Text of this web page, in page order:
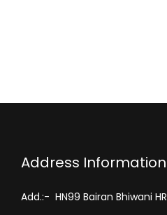
Address Information
Add.:- HN99 Bairan Bhiwani HR